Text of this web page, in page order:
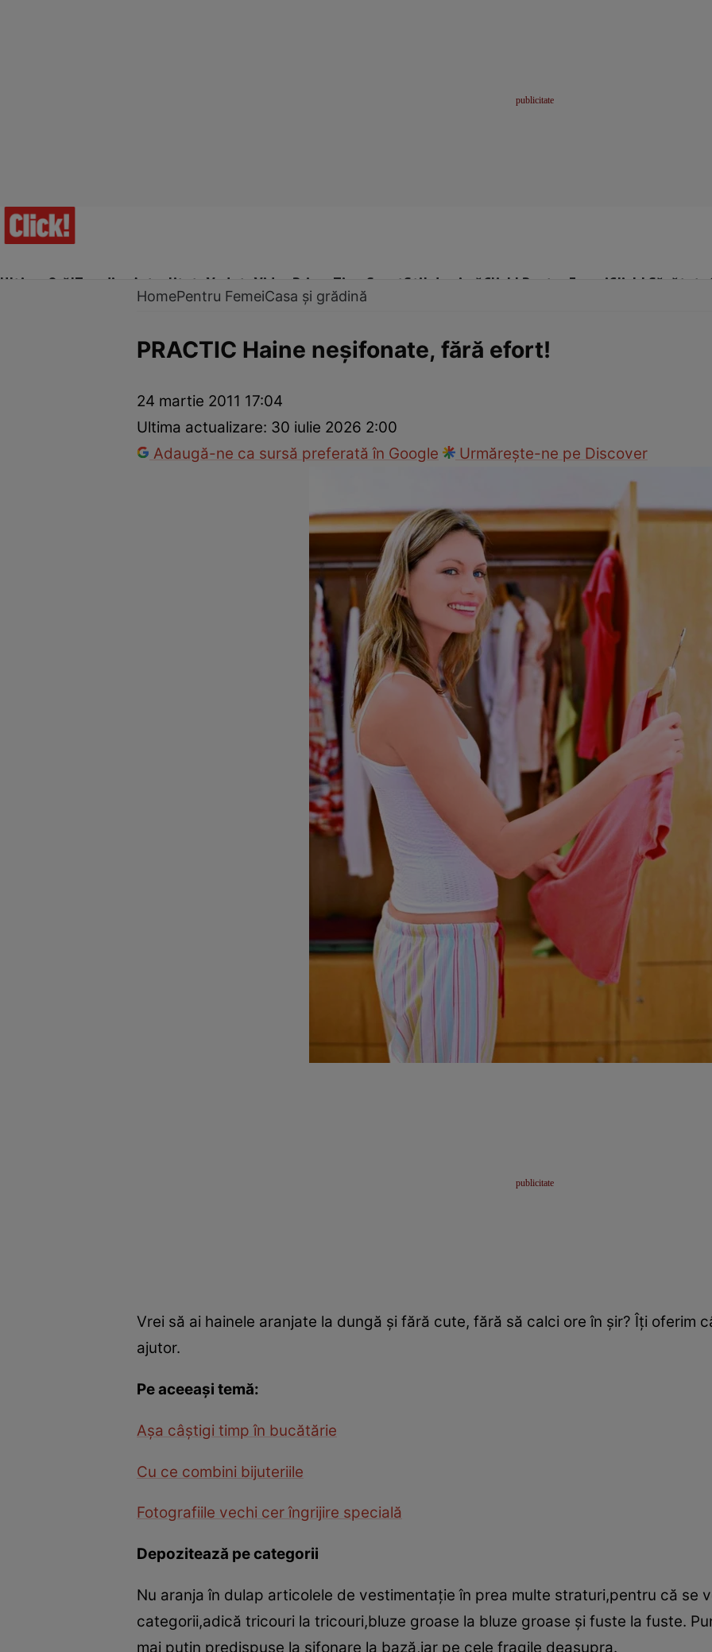
Ultima Oră!Trending Actualitate Vedete Video Prime Time SportStil de viațăClick! Pentru FemeiClick! Sănătate
Dezvoltare personalăÎngrijire personalăCasă și grădină
HomePentru FemeiCasa și grădină
PRACTIC Haine neşifonate, fără efort!
24 martie 2011 17:04
Ultima actualizare: 30 iulie 2026 2:00
Adaugă-ne ca sursă preferată în Google
Urmărește-ne pe Discover
Vrei să ai hainele aranjate la dungă şi fără cute, fără să calci ore în şir? Îţi oferim
ajutor.
Pe aceeaşi temă:
Aşa câştigi timp în bucătărie
Cu ce combini bijuteriile
Fotografiile vechi cer îngrijire specială
Depozitează pe categorii
Nu aranja în dulap articolele de vestimentaţie în prea multe straturi,pentru că se
categorii,adică tricouri la tricouri,bluze groase la bluze groase şi fuste la fuste.
mai puţin predispuse la şifonare la bază,iar pe cele fragile deasupra.